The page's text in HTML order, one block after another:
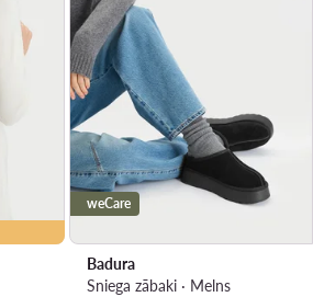
weCare
Badura
Sniega zābaki · Melns